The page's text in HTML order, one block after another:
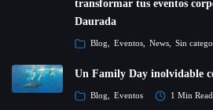
transformar tus eventos
Daurada
Blog Eventos News Sin
Un Family Day inolvidable
Blog Eventos 1 Min Read